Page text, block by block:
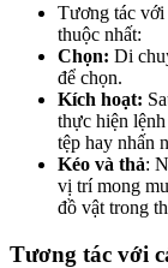
Tương tác với
thuộc nhất:
Chọn: Di
để chọn.
Kích hoạt:
thực hiện
tệp hay nhấn
Kéo và thả:
vị trí mong
đồ vật trong
Tương tác với